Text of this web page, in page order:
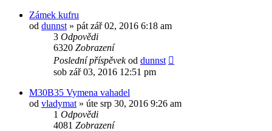
Zámek kufru
od dunnst » pát zář 02, 2016 6:18 am
3 Odpovědi
6320 Zobrazení
Poslední příspěvekod dunnst
sob zář 03, 2016 12:51 pm
M30B35 Vymena vahadel
od vladymat » úte srp 30, 2016 9:26 am
1 Odpovědi
4081 Zobrazení